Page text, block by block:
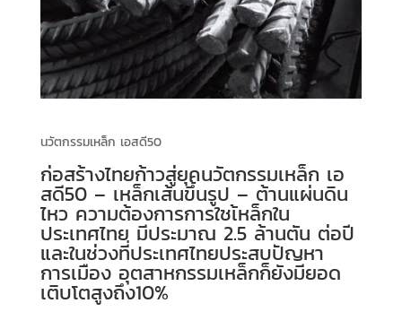
นวัตกรรมเหล็ก เอสดี50
ก่อสร้างไทยก้าวสู่ยุคนวัตกรรมเหล็ก เอ
สดี50 – เหล็กเส้นขึ้นรูป – ต้านแผ่นดิน
ไหว ความต้องการการใชเ้หล็กใน
ประเทศไทย มีประมาณ 2.5 ล้านตัน ต่อปี
และในช่วงที่ประเทศไทยประสบปัญหา
การเมือง อุตสาหกรรมเหล็กก็ยังมียอด
เติบโตสูงถึง10%